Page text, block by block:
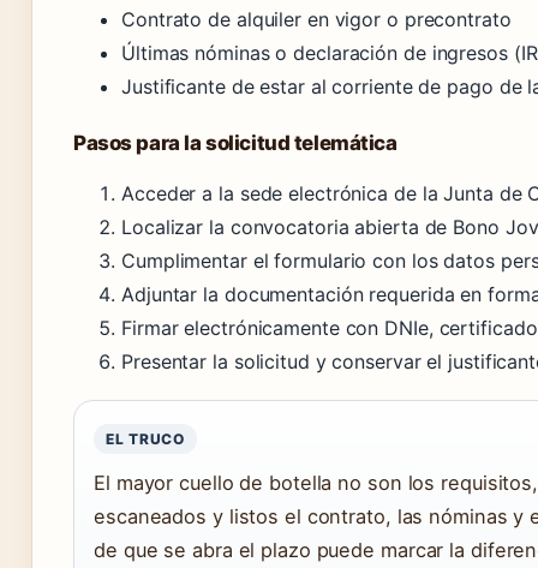
Contrato de alquiler en vigor o precontrato
Últimas nóminas o declaración de ingresos
Justificante de estar al corriente de pago de
Pasos para la solicitud telemática
Acceder a la sede electrónica de la Junta de
Localizar la convocatoria abierta de Bono
Cumplimentar el formulario con los datos
Adjuntar la documentación requerida en
Firmar electrónicamente con DNIe,
Presentar la solicitud y conservar el
EL TRUCO
El mayor cuello de botella no son los
escaneados y listos el contrato, las nóminas
de que se abra el plazo puede marcar la